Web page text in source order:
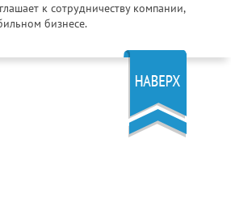
к сотрудничеству компании,
бизнесе.